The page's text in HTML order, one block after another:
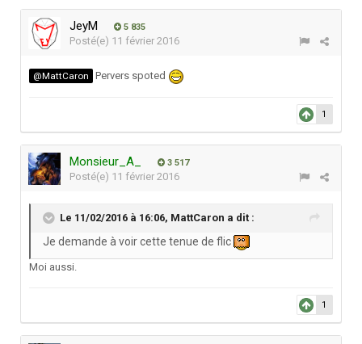
JeyM 5 835
Posté(e) 11 février 2016
@MattCaron Pervers spoted
1
Monsieur_A_ 3 517
Posté(e) 11 février 2016
Le 11/02/2016 à 16:06, MattCaron a dit :
Je demande à voir cette tenue de flic
Moi aussi.
1